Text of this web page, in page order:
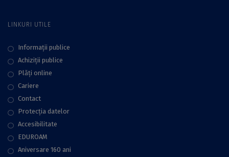
LINKURI UTILE
Informații publice
Achiziții publice
Plăţi online
Cariere
Contact
Protecţia datelor
Accesibilitate
EDUROAM
Aniversare 160 ani